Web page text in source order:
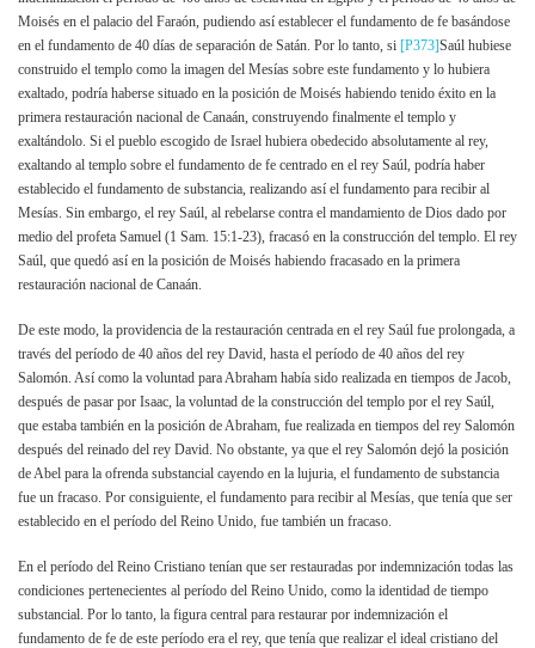
Moisés en el palacio del Faraón, pudiendo así establecer el fundamento de fe basándose
en el fundamento de 40 días de separación de Satán. Por lo tanto, si [P373]Saúl hubiese
construido el templo como la imagen del Mesías sobre este fundamento y lo hubiera
exaltado, podría haberse situado en la posición de Moisés habiendo tenido éxito en la
primera restauración nacional de Canaán, construyendo finalmente el templo y
exaltándolo. Si el pueblo escogido de Israel hubiera obedecido absolutamente al rey,
exaltando al templo sobre el fundamento de fe centrado en el rey Saúl, podría haber
establecido el fundamento de substancia, realizando así el fundamento para recibir al
Mesías. Sin embargo, el rey Saúl, al rebelarse contra el mandamiento de Dios dado por
medio del profeta Samuel (1 Sam. 15:1-23), fracasó en la construcción del templo. El rey
Saúl, que quedó así en la posición de Moisés habiendo fracasado en la primera
restauración nacional de Canaán.
De este modo, la providencia de la restauración centrada en el rey Saúl fue prolongada, a
través del período de 40 años del rey David, hasta el período de 40 años del rey
Salomón. Así como la voluntad para Abraham había sido realizada en tiempos de Jacob,
después de pasar por Isaac, la voluntad de la construcción del templo por el rey Saúl,
que estaba también en la posición de Abraham, fue realizada en tiempos del rey Salomón
después del reinado del rey David. No obstante, ya que el rey Salomón dejó la posición
de Abel para la ofrenda substancial cayendo en la lujuria, el fundamento de substancia
fue un fracaso. Por consiguiente, el fundamento para recibir al Mesías, que tenía que ser
establecido en el período del Reino Unido, fue también un fracaso.
En el período del Reino Cristiano tenían que ser restauradas por indemnización todas las
condiciones pertenecientes al período del Reino Unido, como la identidad de tiempo
substancial. Por lo tanto, la figura central para restaurar por indemnización el
fundamento de fe de este período era el rey, que tenía que realizar el ideal cristiano del